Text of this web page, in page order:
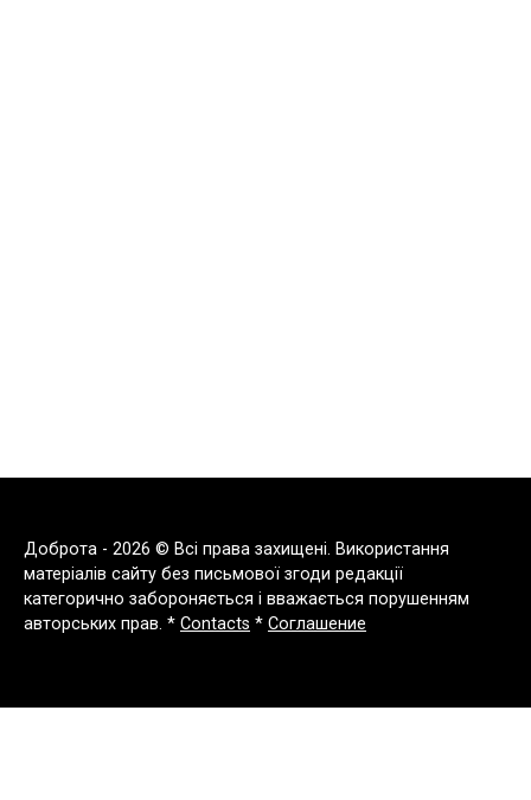
Доброта - 2026 © Всі права захищені. Використання
матеріалів сайту без письмової згоди редакції
категорично забороняється і вважається порушенням
авторських прав. * Contacts * Соглашение